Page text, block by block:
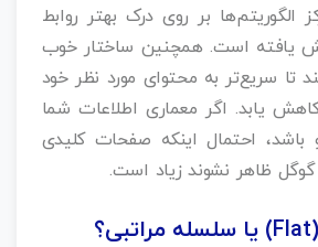
تمرکز الگوریتم‌ها بر روی درک بهتر روابط
یافته است. همچنین ساختار خوب
تا سریع‌تر به محتوای مورد نظر خود
یابد. اگر معماری اطلاعات شما
باشد، احتمال اینکه صفحات کلیدی
گوگل ظاهر نشوند زیاد است.
ساختار تخت (Flat) یا سلسله‌ مراتبی؟